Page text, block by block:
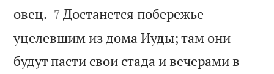
овец. 

7 Достанется побережье
уцелевшим из дома Иуды; там они
будут пасти свои стада и вечерами в